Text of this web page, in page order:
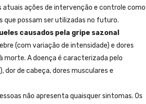
atuais ações de intervenção e controle como
possam ser utilizadas no futuro.
causados pela gripe sazonal
(com variação de intensidade) e dores
morte. A doença é caracterizada pelo
de cabeça, dores musculares e
não apresenta quaisquer sintomas. Os